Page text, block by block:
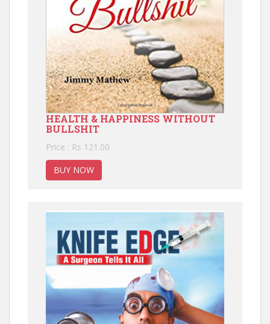
HEALTH & HAPPINESS WITHOUT
BULLSHIT
Price : Rs 121.00
BUY NOW